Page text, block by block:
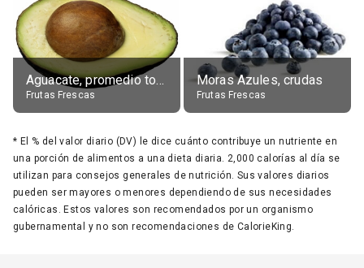
Aguacate, promedio todos variedades, crudo
Frutas Frescas
Moras Azules, crudas
Frutas Frescas
* El % del valor diario (DV) le dice cuánto contribuye un nutriente en
una porción de alimentos a una dieta diaria. 2,000 calorías al día se
utilizan para consejos generales de nutrición. Sus valores diarios
pueden ser mayores o menores dependiendo de sus necesidades
calóricas. Estos valores son recomendados por un organismo
gubernamental y no son recomendaciones de CalorieKing.